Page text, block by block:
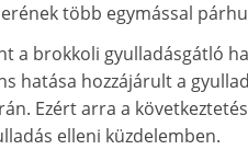
több egymással
a brokkoli gyulladásgátló
hatása hozzájárult a
Ezért arra a
elleni küzdelemben.